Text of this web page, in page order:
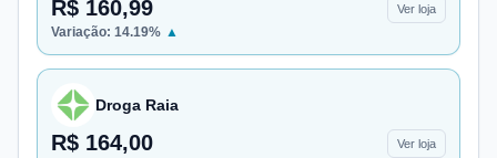
R$ 160,99 Ver loja
Variação: 14.19% ▲
Droga Raia
R$ 164,00 Ver loja